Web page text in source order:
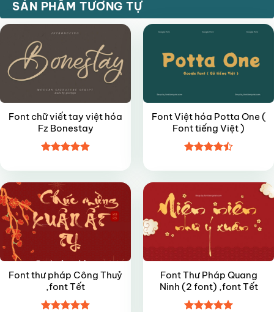
SẢN PHẨM TƯƠNG TỰ
FREE
Font chữ viết tay việt hóa
Fz Bonestay
hạng4.95
sao
Font Việt hóa Potta One (
Font tiếng Việt )
hạng4.5
5 sao
Font thư pháp Công Thuỷ
,font Tết
Font Thư Pháp Quang
Ninh (2 font) ,font Tết